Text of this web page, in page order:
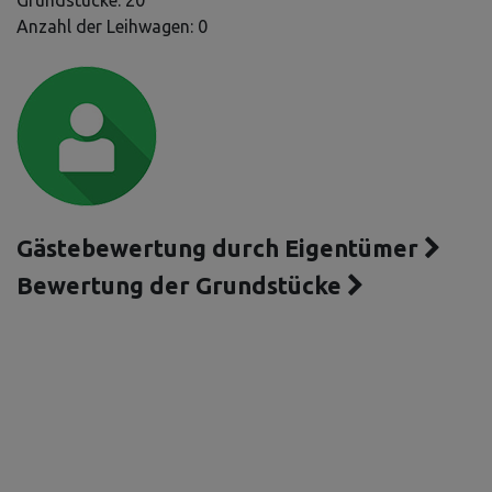
Anzahl der Leihwagen: 0
Gästebewertung durch Eigentümer
Bewertung der Grundstücke